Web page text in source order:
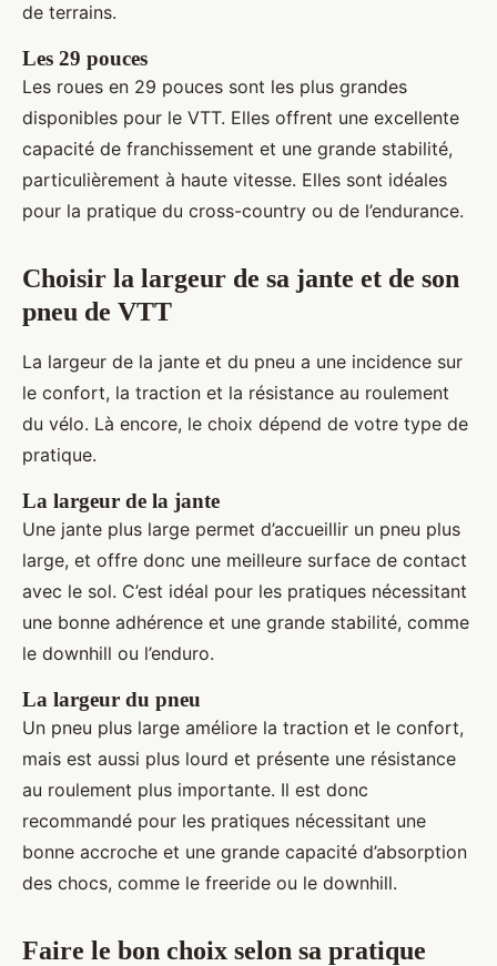
de terrains.
Les 29 pouces
Les roues en 29 pouces sont les plus grandes
disponibles pour le VTT. Elles offrent une excellente
capacité de franchissement et une grande stabilité,
particulièrement à haute vitesse. Elles sont idéales
pour la pratique du cross-country ou de l’endurance.
Choisir la largeur de sa jante et de son
pneu de VTT
La largeur de la jante et du pneu a une incidence sur
le confort, la traction et la résistance au roulement
du vélo. Là encore, le choix dépend de votre type de
pratique.
La largeur de la jante
Une jante plus large permet d’accueillir un pneu plus
large, et offre donc une meilleure surface de contact
avec le sol. C’est idéal pour les pratiques nécessitant
une bonne adhérence et une grande stabilité, comme
le downhill ou l’enduro.
La largeur du pneu
Un pneu plus large améliore la traction et le confort,
mais est aussi plus lourd et présente une résistance
au roulement plus importante. Il est donc
recommandé pour les pratiques nécessitant une
bonne accroche et une grande capacité d’absorption
des chocs, comme le freeride ou le downhill.
Faire le bon choix selon sa pratique